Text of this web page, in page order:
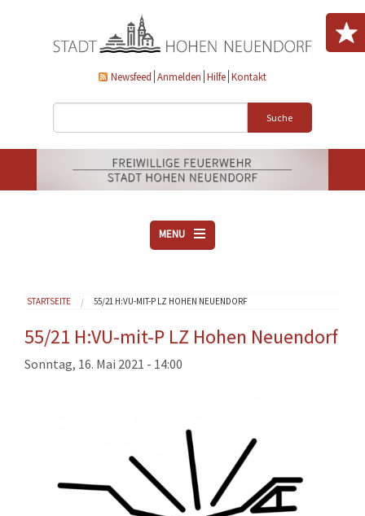
Newsfeed Anmelden Hilfe Kontakt
Suche
MENU
VEREINE
AKTUELLES
DOWNLOADS
EINSÄTZE
Sie sind hier
STARTSEITE 55/21 H:VU-MIT-P LZ HOHEN NEUENDORF
55/21 H:VU-mit-P LZ Hohen Neuendorf
Sonntag, 16. Mai 2021 - 14:00